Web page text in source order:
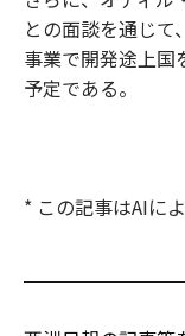
との面談を通じて
事業で開発途上国
予定である。
* この記事はAIに